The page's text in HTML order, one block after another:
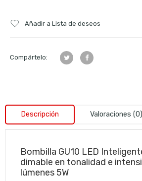
Añadir a Lista de deseos
Compártelo:
Descripción Valoraciones (0)
Bombilla GU10 LED
dimable en tonalidad e
lúmenes 5W